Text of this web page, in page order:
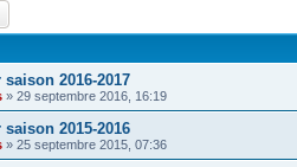
2016-2017
» 29 septembre 2016, 16:19
2015-2016
» 25 septembre 2015, 07:36